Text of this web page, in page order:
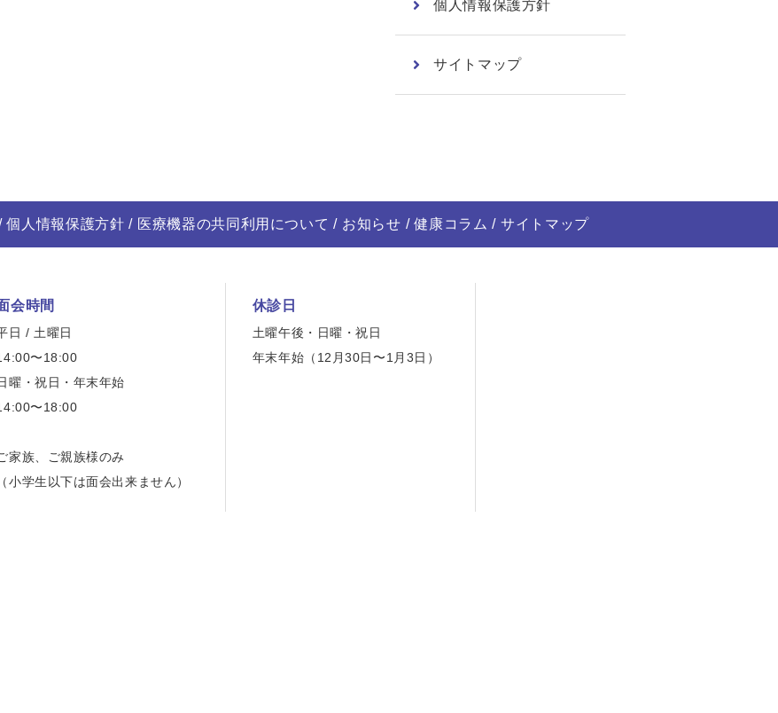
個人情報保護方針
サイトマップ
個人情報保護方針 医療機器の共同利用について お知らせ 健康コラム サイトマップ
会時間
日 / 土曜日
〜18:00
曜・祝日・年末年始
〜18:00
家族、ご親族様のみ
（小学生以下は面会出来ません）
休診日
土曜午後・日曜・祝日
年末年始（12月30日〜1月3日）